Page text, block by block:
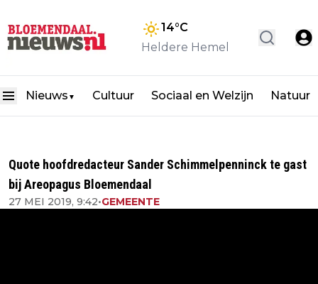
14°C
Heldere Hemel
Nieuws ▼ Cultuur Sociaal en Welzijn Natuur
Quote hoofdredacteur Sander Schimmelpenninck te gast
bij Areopagus Bloemendaal
27 MEI 2019, 9:42•GEMEENTE